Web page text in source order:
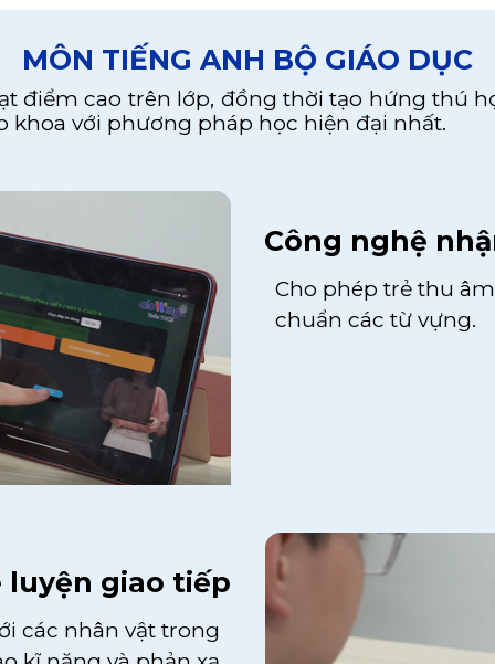
MÔN TIẾNG ANH BỘ GIÁO DỤC
điểm cao trên lớp, đồng thời tạo hứng thú
với phương pháp học hiện đại nhất.
Công nghệ
Cho phép trẻ thu
chuẩn các từ vựng.
luyện giao tiếp
các nhân vật trong